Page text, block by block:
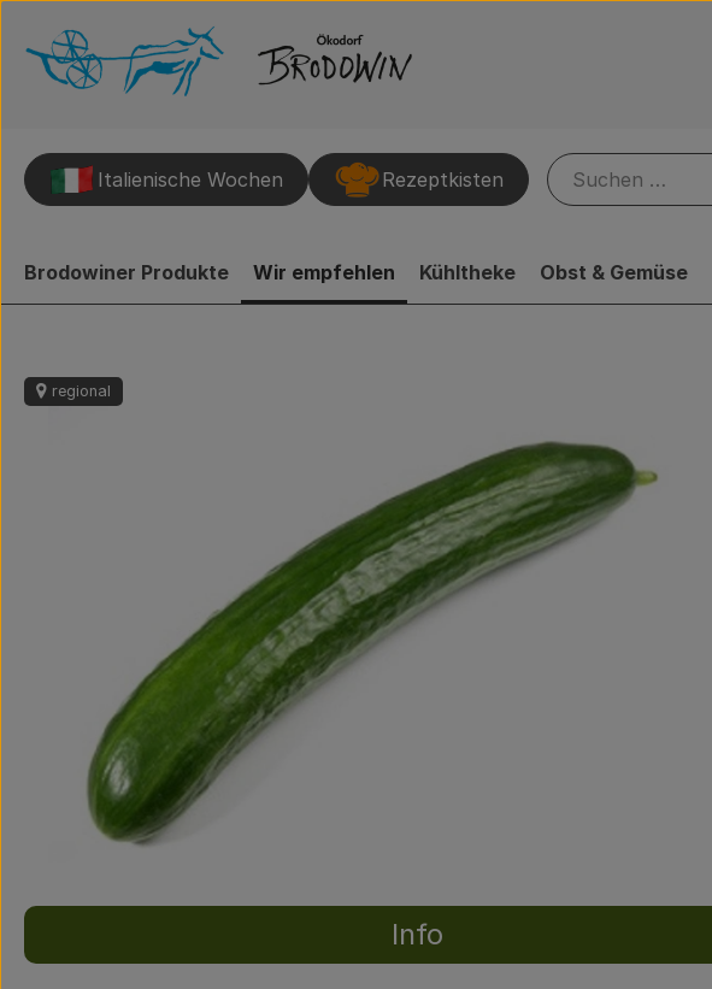
Italienische Wochen Rezeptkisten
Brodowiner Produkte Wir empfehlen Kühltheke Obst & Gemüse
regional
Info